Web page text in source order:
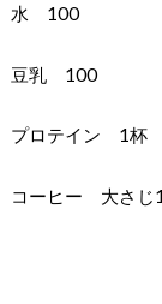
水 100
豆乳 100
プロテイン 1杯
コーヒー 大さじ1